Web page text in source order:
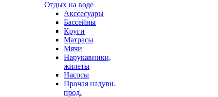
Отдых на воде
Акссесуары
Бассейны
Круги
Матрасы
Мячи
Нарукавники,
жилеты
Насосы
Прочая надувн.
прод.